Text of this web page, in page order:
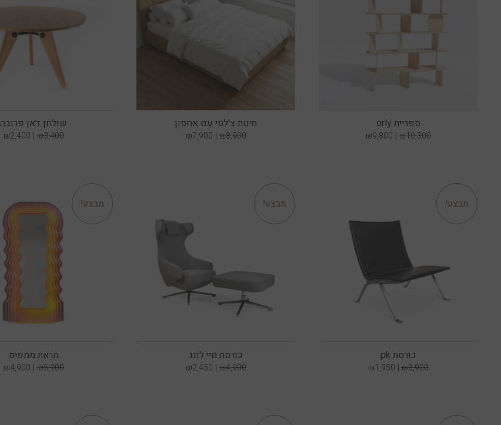
ספריית orly
₪10,300
₪9,800
מיטת צ'לסי עם אחסון
₪8,900
₪7,900
שולחן ז׳אן פרובה
₪3,400
₪2,400
מבצע!
כורסת pk
₪3,900
₪1,950
מבצע!
כורסת מיי לונג
₪4,900
₪2,450
מבצע!
מראת ממפיס
₪5,900
₪4,900